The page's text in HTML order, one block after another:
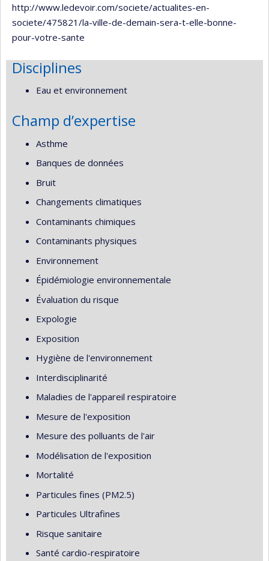
http://www.ledevoir.com/societe/actualites-en-
societe/475821/la-ville-de-demain-sera-t-elle-bonne-
pour-votre-sante
Disciplines
Eau et environnement
Champ d’expertise
Asthme
Banques de données
Bruit
Changements climatiques
Contaminants chimiques
Contaminants physiques
Environnement
Épidémiologie environnementale
Évaluation du risque
Expologie
Exposition
Hygiène de l'environnement
Interdisciplinarité
Maladies de l'appareil respiratoire
Mesure de l'exposition
Mesure des polluants de l'air
Modélisation de l'exposition
Mortalité
Particules fines (PM2.5)
Particules Ultrafines
Risque sanitaire
Santé cardio-respiratoire